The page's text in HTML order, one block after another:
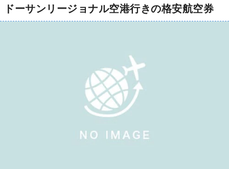
ドーサンリージョナル空港行きの格安航空券